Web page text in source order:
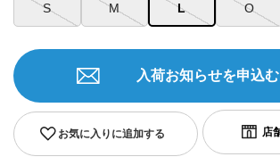
S M L O
お気に入りに追加する
入荷お知らせを申込む